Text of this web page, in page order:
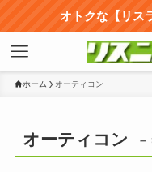
オトクな【リス
ホーム オーティコン
オーティコン –